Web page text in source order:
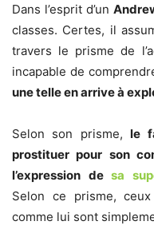
Dans l’esprit d’un
classes. Certes, il
travers le prisme de
incapable de
une telle en arrive à
Selon son prisme,le
prostituer pour son
l’expression desa
Selon ce prisme,
comme lui sont